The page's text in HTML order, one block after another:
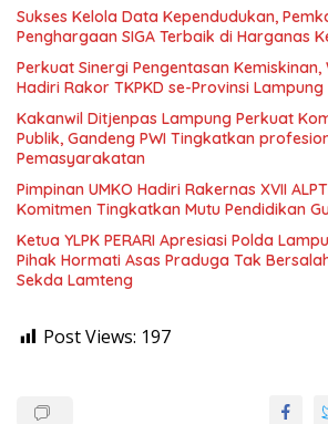
Sukses Kelola Data Kependudukan,
Penghargaan SIGA Terbaik di Harganas
Perkuat Sinergi Pengentasan
Hadiri Rakor TKPKD se-Provinsi Lampung
Kakanwil Ditjenpas Lampung Perkuat
Publik, Gandeng PWI Tingkatkan
Pemasyarakatan
Pimpinan UMKO Hadiri Rakernas XVII
Komitmen Tingkatkan Mutu Pendidikan
Ketua YLPK PERARI Apresiasi Polda
Pihak Hormati Asas Praduga Tak
Sekda Lamteng
Post Views: 197